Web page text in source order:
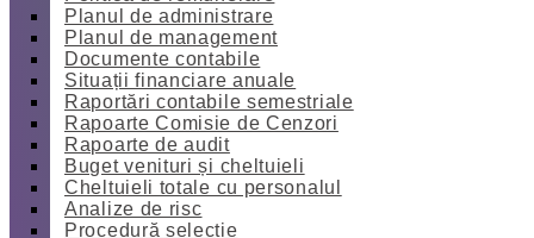
Planul de administrare
Planul de management
Documente contabile
Situații financiare anuale
Raportări contabile semestriale
Rapoarte Comisie de Cenzori
Rapoarte de audit
Buget venituri și cheltuieli
Cheltuieli totale cu personalul
Analize de risc
Procedură selecție